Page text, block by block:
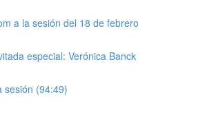
a la sesión del 18 de febrero
especial: Verónica Banck
sesión (94:49)